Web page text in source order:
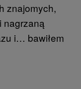
znajomych,
nagrzaną
i… bawiłem